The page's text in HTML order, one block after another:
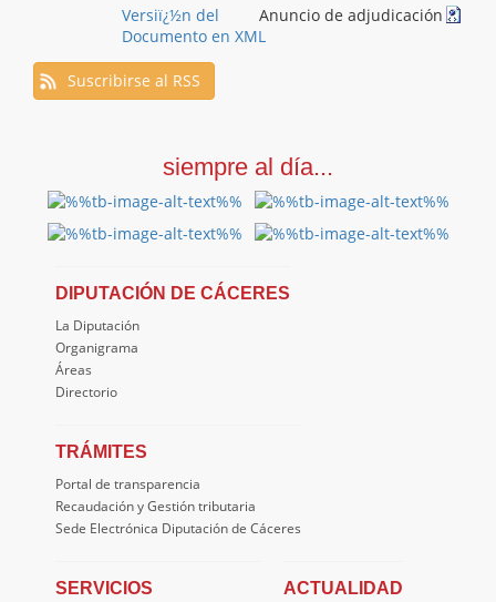
Anuncio de adjudicación
Versiï¿½n del
Documento en XML
Suscribirse al RSS
siempre al día...
DIPUTACIÓN DE CÁCERES
La Diputación
Organigrama
Áreas
Directorio
TRÁMITES
Portal de transparencia
Recaudación y Gestión tributaria
Sede Electrónica Diputación de Cáceres
SERVICIOS
ACTUALIDAD